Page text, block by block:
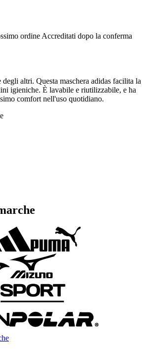
ordine Accreditati dopo la conferma
degli altri. Questa maschera adidas facilita la
igieniche. È lavabile e riutilizzabile, e ha
comfort nell'uso quotidiano.